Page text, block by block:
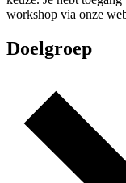
workshop via onze
Doelgroep